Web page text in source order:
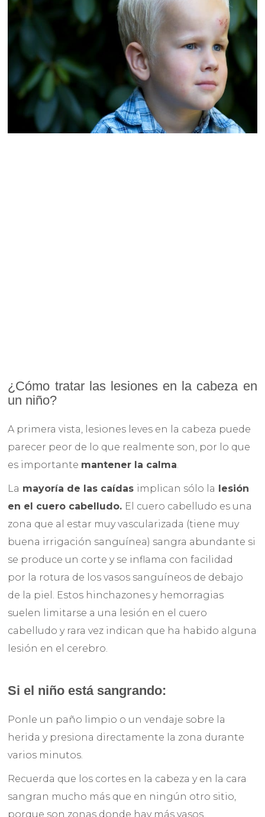
¿Cómo tratar las lesiones en la cabeza en
un niño?
A primera vista, lesiones leves en la cabeza puede
parecer peor de lo que realmente son, por lo que
es importante mantener la calma.
La mayoría de las caídas implican sólo la
lesión
en el cuero cabelludo. El cuero cabelludo es una
zona que al estar muy vascularizada (tiene muy
buena irrigación sanguínea) sangra abundante si
se produce un corte y se inflama con facilidad
por la rotura de los vasos sanguíneos de debajo
de la piel. Estos hinchazones y hemorragias
suelen limitarse a una lesión en el cuero
cabelludo y rara vez indican que ha habido alguna
lesión en el cerebro.
Si el niño está sangrando:
Ponle un paño limpio o un vendaje sobre la
herida y presiona directamente la zona durante
varios minutos.
Recuerda que los cortes en la cabeza y en la cara
sangran mucho más que en ningún otro sitio,
porque son zonas donde hay más vasos